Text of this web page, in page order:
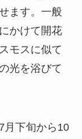
ます。一般
かけて開花
モスに似て
光を浴びて
月下旬から10